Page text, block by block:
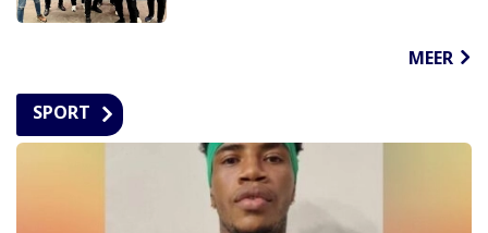
MEER
SPORT